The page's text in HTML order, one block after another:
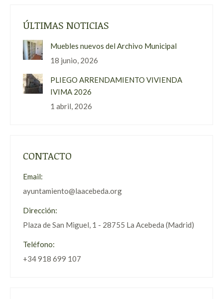
ÚLTIMAS NOTICIAS
Muebles nuevos del Archivo Municipal
18 junio, 2026
PLIEGO ARRENDAMIENTO VIVIENDA
IVIMA 2026
1 abril, 2026
CONTACTO
Email:
ayuntamiento@laacebeda.org
Dirección:
Plaza de San Miguel, 1 - 28755 La Acebeda (Madrid)
Teléfono:
+34 918 699 107